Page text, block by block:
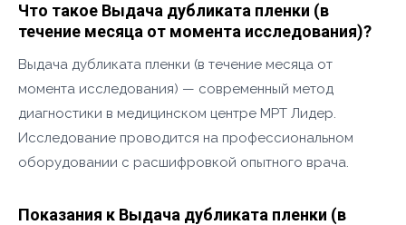
Что такое Выдача дубликата пленки (в
течение месяца от момента исследования)?
Выдача дубликата пленки (в течение месяца от
момента исследования) — современный метод
диагностики в медицинском центре МРТ Лидер.
Исследование проводится на профессиональном
оборудовании с расшифровкой опытного врача.
Показания к Выдача дубликата пленки (в